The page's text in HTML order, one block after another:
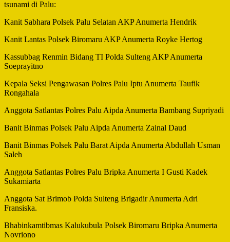
tsunami di Palu:
Kanit Sabhara Polsek Palu Selatan AKP Anumerta Hendrik
Kanit Lantas Polsek Biromaru AKP Anumerta Royke Hertog
Kassubbag Renmin Bidang TI Polda Sulteng AKP Anumerta
Soeprayitno
Kepala Seksi Pengawasan Polres Palu Iptu Anumerta Taufik
Rongahala
Anggota Satlantas Polres Palu Aipda Anumerta Bambang Supriyadi
Banit Binmas Polsek Palu Aipda Anumerta Zainal Daud
Banit Binmas Polsek Palu Barat Aipda Anumerta Abdullah Usman
Saleh
Anggota Satlantas Polres Palu Bripka Anumerta I Gusti Kadek
Sukamiarta
Anggota Sat Brimob Polda Sulteng Brigadir Anumerta Adri
Fransiska.
Bhabinkamtibmas Kalukubula Polsek Biromaru Bripka Anumerta
Novriono